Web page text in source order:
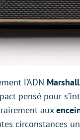
l’ADN Marshall
pensé pour
aux
circonstances